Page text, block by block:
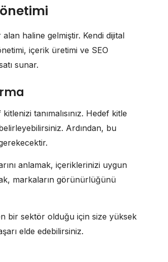
haline gelmiştir. Kendi dijital
içerik üretimi ve SEO
sunar.
tanımalısınız. Hedef kitle
Ardından, bu
anlamak, içeriklerinizi uygun
markaların görünürlüğünü
bir sektör olduğu için size yüksek
elde edebilirsiniz.